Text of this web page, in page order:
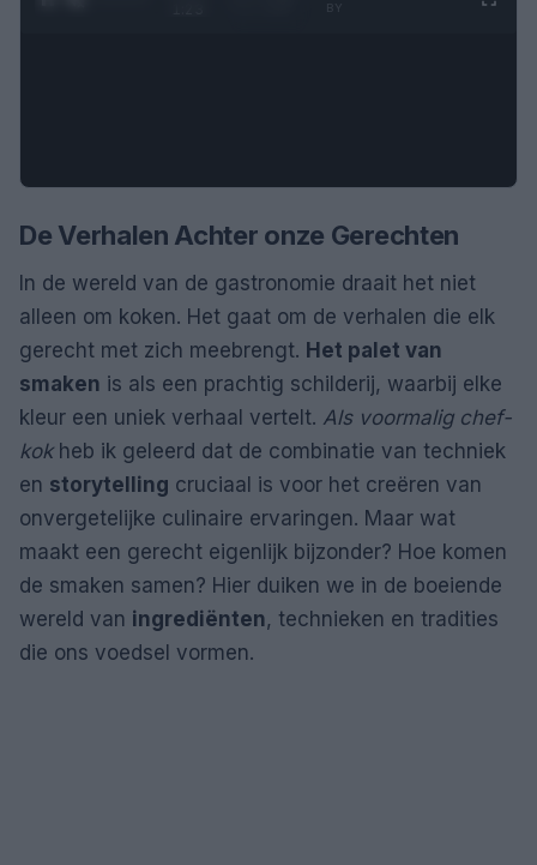
De Verhalen Achter onze Gerechten
In de wereld van de gastronomie draait het niet
alleen om koken. Het gaat om de verhalen die elk
gerecht met zich meebrengt. Het palet van
smaken is als een prachtig schilderij, waarbij elke
kleur een uniek verhaal vertelt. Als voormalig chef-
kokheb ik geleerd dat de combinatie van techniek
en storytelling cruciaal is voor het creëren van
onvergetelijke culinaire ervaringen. Maar wat
maakt een gerecht eigenlijk bijzonder? Hoe komen
de smaken samen? Hier duiken we in de boeiende
wereld van ingrediënten, technieken en tradities
die ons voedsel vormen.